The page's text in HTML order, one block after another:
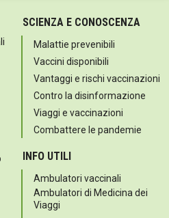
SCIENZA E CONOSCENZA
Malattie prevenibili
Vaccini disponibili
Vantaggi e rischi vaccinazioni
Contro la disinformazione
Viaggi e vaccinazioni
Combattere le pandemie
INFO UTILI
Ambulatori vaccinali
Ambulatori di Medicina dei
Viaggi